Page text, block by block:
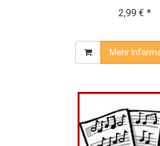
2,99 € *
Mehr